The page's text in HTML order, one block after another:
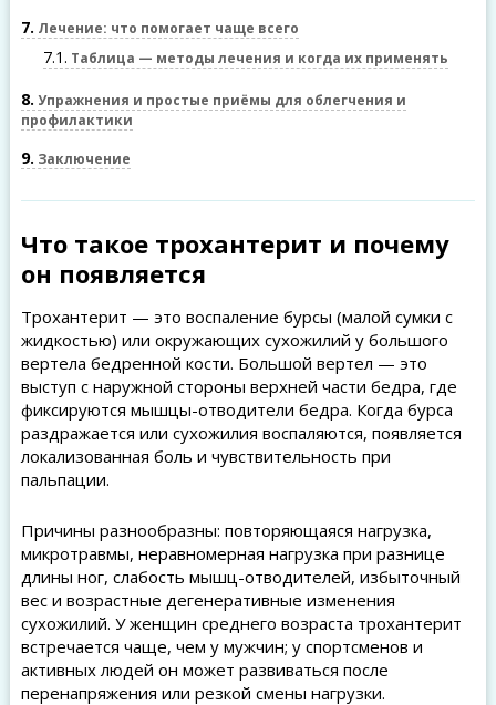
7 Лечение: что помогает чаще всего
7.1 Таблица — методы лечения и когда их применять
8 Упражнения и простые приёмы для облегчения и
профилактики
9 Заключение
Что такое трохантерит и почему
он появляется
Трохантерит — это воспаление бурсы (малой сумки с
жидкостью) или окружающих сухожилий у большого
вертела бедренной кости. Большой вертел — это
выступ с наружной стороны верхней части бедра, где
фиксируются мышцы-отводители бедра. Когда бурса
раздражается или сухожилия воспаляются, появляется
локализованная боль и чувствительность при
пальпации.
Причины разнообразны: повторяющаяся нагрузка,
микротравмы, неравномерная нагрузка при разнице
длины ног, слабость мышц-отводителей, избыточный
вес и возрастные дегенеративные изменения
сухожилий. У женщин среднего возраста трохантерит
встречается чаще, чем у мужчин; у спортсменов и
активных людей он может развиваться после
перенапряжения или резкой смены нагрузки.